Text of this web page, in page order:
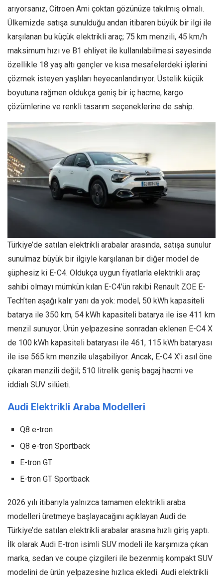
arıyorsanız, Citroen Ami çoktan gözünüze takılmış olmalı.
Ülkemizde satışa sunulduğu andan itibaren büyük bir ilgi ile
karşılanan bu küçük elektrikli araç; 75 km menzili, 45 km/h
maksimum hızı ve B1 ehliyet ile kullanılabilmesi sayesinde
özellikle 18 yaş altı gençler ve kısa mesafelerdeki işlerini
çözmek isteyen yaşlıları heyecanlandırıyor. Üstelik küçük
boyutuna rağmen oldukça geniş bir iç hacme, kargo
çözümlerine ve renkli tasarım seçeneklerine de sahip.
Türkiye’de satılan elektrikli arabalar arasında, satışa sunulur
sunulmaz büyük bir ilgiyle karşılanan bir diğer model de
şüphesiz ki E-C4. Oldukça uygun fiyatlarla elektrikli araç
sahibi olmayı mümkün kılan E-C4’ün rakibi Renault ZOE E-
Tech’ten aşağı kalır yanı da yok: model, 50 kWh kapasiteli
batarya ile 350 km, 54 kWh kapasiteli batarya ile ise 411 km
menzil sunuyor. Ürün yelpazesine sonradan eklenen E-C4 X
de 100 kWh kapasiteli bataryası ile 461, 115 kWh bataryası
ile ise 565 km menzile ulaşabiliyor. Ancak, E-C4 X’i asıl öne
çıkaran menzili değil; 510 litrelik geniş bagaj hacmi ve
iddialı SUV silüeti.
Audi Elektrikli Araba Modelleri
Q8 e-tron
Q8 e-tron Sportback
E-tron GT
E-tron GT Sportback
2026 yılı itibarıyla yalnızca tamamen elektrikli araba
modelleri üretmeye başlayacağını açıklayan Audi de
Türkiye’de satılan elektrikli arabalar arasına hızlı giriş yaptı.
İlk olarak Audi E-tron isimli SUV modeli ile karşımıza çıkan
marka, sedan ve coupe çizgileri ile bezenmiş kompakt SUV
modelini de ürün yelpazesine hızlıca ekledi. Audi elektrikli